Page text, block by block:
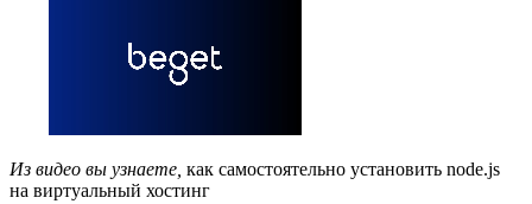
Из видео вы узнаете, как самостоятельно установить node.js
на виртуальный хостинг